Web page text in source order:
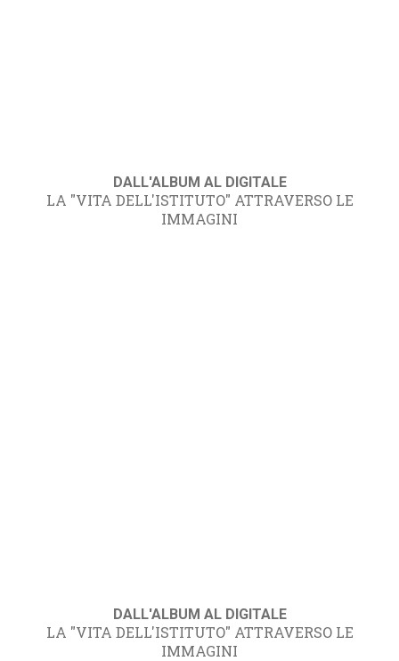
DALL'ALBUM AL DIGITALE
LA "VITA DELL'ISTITUTO" ATTRAVERSO LE
IMMAGINI
DALL'ALBUM AL DIGITALE
LA "VITA DELL'ISTITUTO" ATTRAVERSO LE
IMMAGINI